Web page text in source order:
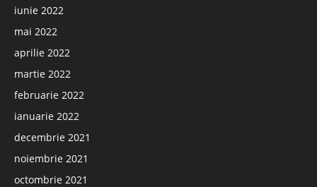
iunie 2022
mai 2022
aprilie 2022
martie 2022
februarie 2022
ianuarie 2022
decembrie 2021
noiembrie 2021
octombrie 2021